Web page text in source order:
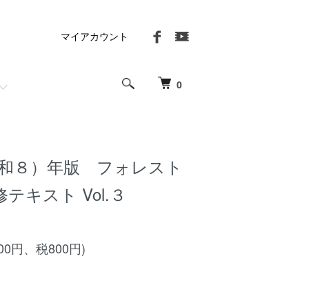
0
マイアカウント
８）年版 フォレスト
テキスト Vol.３
円、税800円)